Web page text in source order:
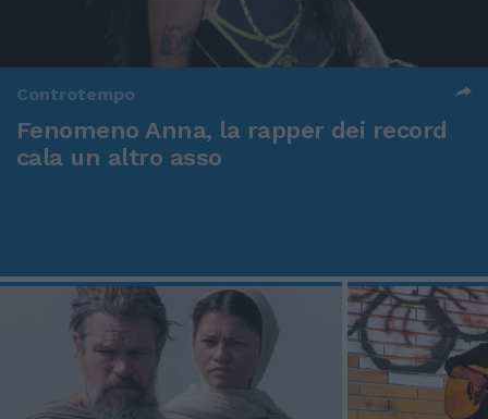
Controtempo
Fenomeno Anna, la rapper dei record
cala un altro asso